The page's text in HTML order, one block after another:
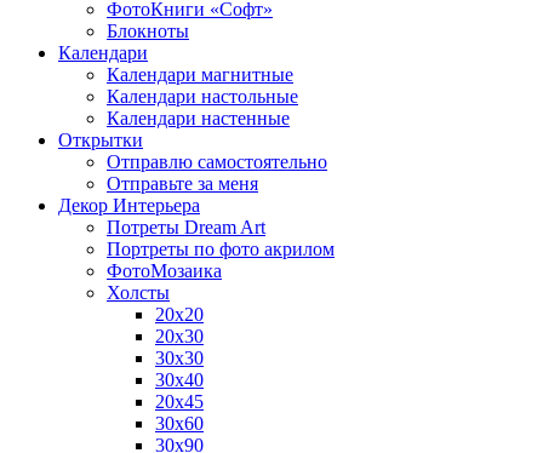
ФотоКниги «Софт»
Блокноты
Календари
Календари магнитные
Календари настольные
Календари настенные
Открытки
Отправлю самостоятельно
Отправьте за меня
Декор Интерьера
Потреты Dream Art
Портреты по фото акрилом
ФотоМозаика
Холсты
20х20
20х30
30х30
30х40
20х45
30х60
30х90